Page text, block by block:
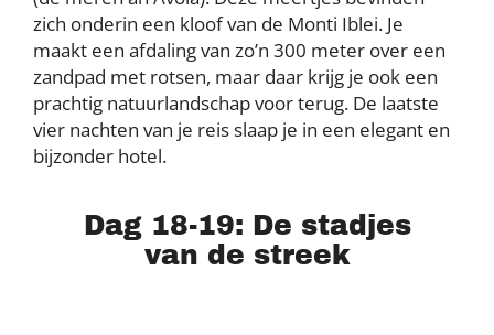
zich onderin een kloof van de Monti Iblei. Je
maakt een afdaling van zo’n 300 meter over een
zandpad met rotsen, maar daar krijg je ook een
prachtig natuurlandschap voor terug. De laatste
vier nachten van je reis slaap je in een elegant en
bijzonder hotel.
Dag 18-19: De stadjes
van de streek